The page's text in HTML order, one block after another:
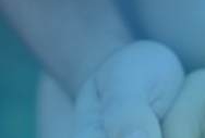
Portfolio
Infrastruktur & Betrieb